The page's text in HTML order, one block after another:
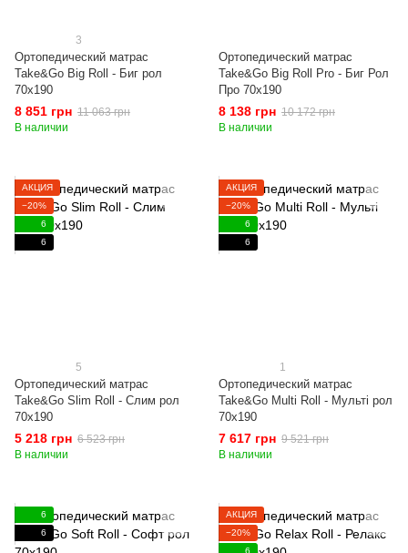
3
Ортопедический матрас
Take&Go Big Roll - Биг рол
70x190
8 851 грн 11 063 грн
В наличии
Ортопедический матрас
Take&Go Big Roll Pro - Биг Рол
Про 70x190
8 138 грн 10 172 грн
В наличии
АКЦИЯ
−20%
6
6
5
Ортопедический матрас
Take&Go Slim Roll - Слим рол
70x190
5 218 грн 6 523 грн
В наличии
АКЦИЯ
−20%
6
6
1
Ортопедический матрас
Take&Go Multi Roll - Мульті рол
70x190
7 617 грн 9 521 грн
В наличии
6
6
АКЦИЯ
−20%
6